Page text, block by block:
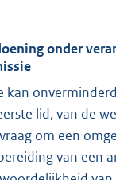
onder
kan
lid, van de
om een
van een